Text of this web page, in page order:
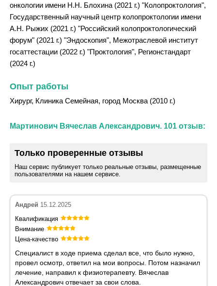
онкологии имени Н.Н. Блохина (2021 г.) "Колопроктология",
Государственный научный центр колопроктологии имени
А.Н. Рыжих (2021 г.) "Российский колопроктологический
форум" (2021 г.) "Эндоскопия", Межотраслевой институт
госаттестации (2022 г.) "Проктология", Регионстандарт
(2024 г.)
Опыт работы
Хирург, Клиника Семейная, город Москва (2010 г.)
Мартинович Вячеслав Александрович. 101 отзыв:
Только проверенные отзывы
Наш сервис публикует только реальные отзывы, размещенные
пользователями на нашем сервисе.
Андрей 15.12.2025
Квалификация
Внимание
Цена-качество
Специалист в ходе приема сделал все, что было нужно,
провел осмотр, ответил на мои вопросы. Потом назначил
лечение, направил к физиотерапевту. Вячеслав
Александрович отвечает за свои слова.